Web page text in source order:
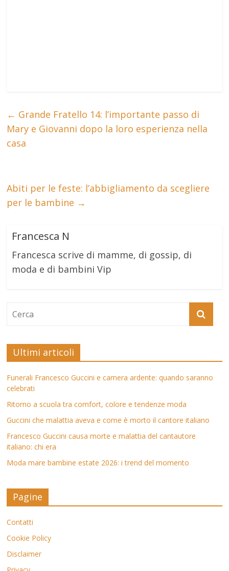
← Grande Fratello 14: l’importante passo di
Mary e Giovanni dopo la loro esperienza nella
casa
Abiti per le feste: l’abbigliamento da scegliere
per le bambine →
Francesca N
Francesca scrive di mamme, di gossip, di
moda e di bambini Vip
Ultimi articoli
Funerali Francesco Guccini e camera ardente: quando saranno
celebrati
Ritorno a scuola tra comfort, colore e tendenze moda
Guccini che malattia aveva e come è morto il cantore italiano
Francesco Guccini causa morte e malattia del cantautore
italiano: chi era
Moda mare bambine estate 2026: i trend del momento
Pagine
Contatti
Cookie Policy
Disclaimer